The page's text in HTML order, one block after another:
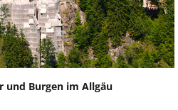
und Burgen im Allgäu